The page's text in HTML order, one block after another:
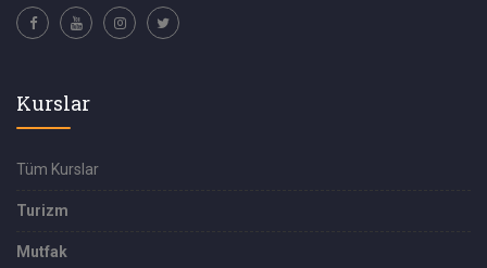
Kurslar
Tüm Kurslar
Turizm
Mutfak